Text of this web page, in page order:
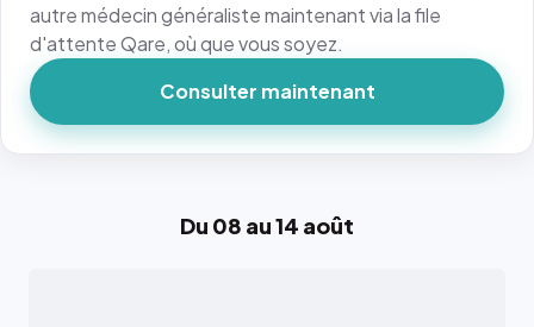
Du 08 au 14 août
autre médecin généraliste maintenant via la file
d'attente Qare, où que vous soyez.
Consulter maintenant